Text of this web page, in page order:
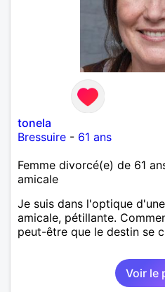
tonela
Bressuire - 61 ans
Femme divorcé(e) de 61
amicale
Je suis dans l'optique
amicale, pétillante.
peut-être que le destin se
Voir le